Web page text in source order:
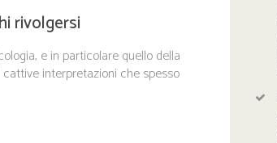
rivolgersi
e in particolare quello della
interpretazioni che spesso